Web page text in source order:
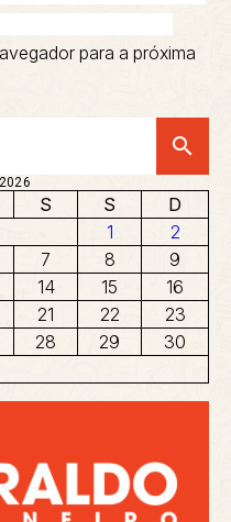
para a próxima
search
S S
D
1
2
7 8
9
14 15
16
21 22
23
28 29
30